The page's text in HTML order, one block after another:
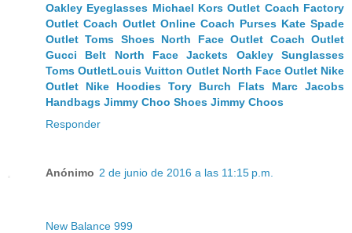
Oakley Eyeglasses Michael Kors Outlet Coach Factory
Outlet Coach Outlet Online Coach Purses Kate Spade
Outlet Toms Shoes North Face Outlet Coach Outlet
Gucci Belt
North Face Jackets
Oakley Sunglasses
Toms OutletLouis Vuitton Outlet North Face Outlet Nike
Outlet
Nike Hoodies Tory Burch Flats
Marc Jacobs
Handbags Jimmy Choo Shoes Jimmy Choos
Responder
Anónimo 2 de junio de 2016 a las 11:15 p.m.
New Balance 999